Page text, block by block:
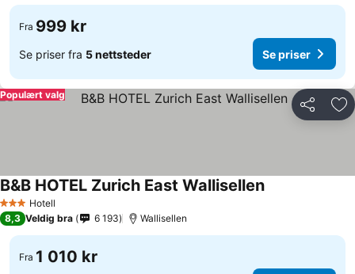
Fra 999 kr
Se priser fra 5 nettsteder Se priser
Del
Populært valg
3 StjernerHotell
B&B HOTEL Zurich East WallisellenSe priser
8,3 Veldig bra 6 193 Wallisellen
Fra 1 010 kr